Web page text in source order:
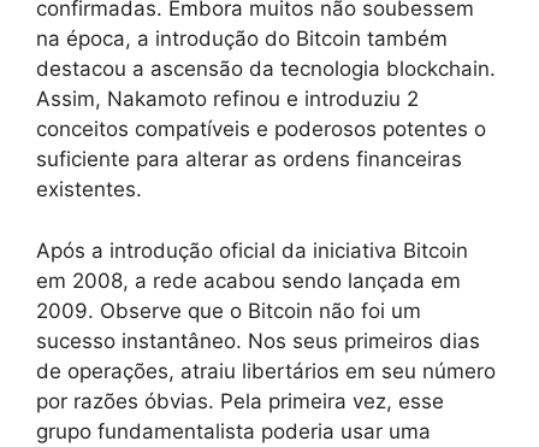
confirmadas. Embora muitos não soubessem
na época, a introdução do Bitcoin também
destacou a ascensão da tecnologia blockchain.
Assim, Nakamoto refinou e introduziu 2
conceitos compatíveis e poderosos potentes o
suficiente para alterar as ordens financeiras
existentes.
Após a introdução oficial da iniciativa Bitcoin
em 2008, a rede acabou sendo lançada em
2009. Observe que o Bitcoin não foi um
sucesso instantâneo. Nos seus primeiros dias
de operações, atraiu libertários em seu número
por razões óbvias. Pela primeira vez, esse
grupo fundamentalista poderia usar uma